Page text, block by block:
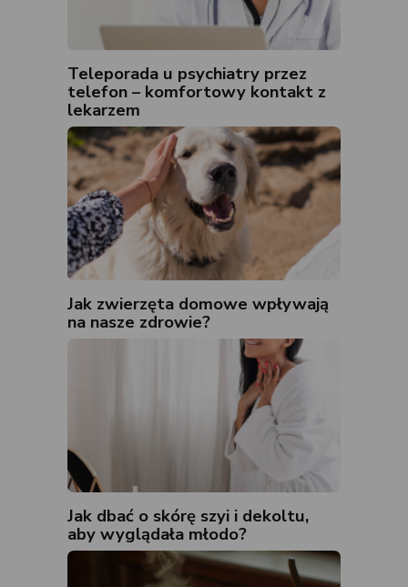
Teleporada u psychiatry przez
telefon – komfortowy kontakt z
lekarzem
Jak zwierzęta domowe wpływają
na nasze zdrowie?
Jak dbać o skórę szyi i dekoltu,
aby wyglądała młodo?